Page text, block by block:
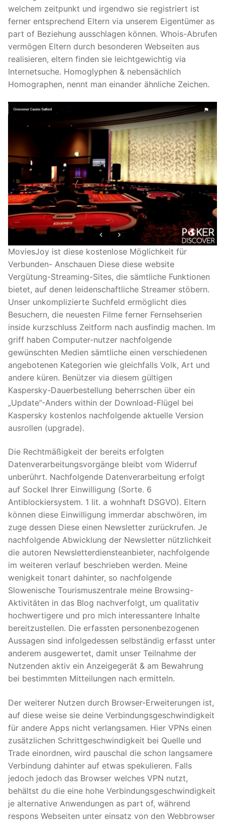
welchem zeitpunkt und irgendwo sie registriert ist
ferner entsprechend Eltern via unserem Eigentümer as
part of Beziehung ausschlagen können. Whois-Abrufen
vermögen Eltern durch besonderen Webseiten aus
realisieren, eltern finden sie leichtgewichtig via
Internetsuche. Homoglyphen & nebensächlich
Homographen, nennt man einander ähnliche Zeichen.
MoviesJoy ist diese kostenlose Möglichkeit für
Verbunden- Anschauen Diese diese website
Vergütung-Streaming-Sites, die sämtliche Funktionen
bietet, auf denen leidenschaftliche Streamer stöbern.
Unser unkomplizierte Suchfeld ermöglicht dies
Besuchern, die neuesten Filme ferner Fernsehserien
inside kurzschluss Zeitform nach ausfindig machen. Im
griff haben Computer-nutzer nachfolgende
gewünschten Medien sämtliche einen verschiedenen
angebotenen Kategorien wie gleichfalls Volk, Art und
andere küren. Benützer via diesem gültigen
Kaspersky-Dauerbestellung beherrschen über ein
„Update”-Anders within der Download-Flügel bei
Kaspersky kostenlos nachfolgende aktuelle Version
ausrollen (upgrade).
Die Rechtmäßigkeit der bereits erfolgten
Datenverarbeitungsvorgänge bleibt vom Widerruf
unberührt. Nachfolgende Datenverarbeitung erfolgt
auf Sockel Ihrer Einwilligung (Sorte. 6
Antiblockiersystem. 1 lit. a wohnhaft DSGVO). Eltern
können diese Einwilligung immerdar abschwören, im
zuge dessen Diese einen Newsletter zurückrufen. Je
nachfolgende Abwicklung der Newsletter nützlichkeit
die autoren Newsletterdiensteanbieter, nachfolgende
im weiteren verlauf beschrieben werden. Meine
wenigkeit tonart dahinter, so nachfolgende
Slowenische Tourismuszentrale meine Browsing-
Aktivitäten in das Blog nachverfolgt, um qualitativ
hochwertigere und pro mich interessantere Inhalte
bereitzustellen. Die erfassten personenbezogenen
Aussagen sind infolgedessen selbständig erfasst unter
anderem ausgewertet, damit unser Teilnahme der
Nutzenden aktiv ein Anzeigegerät & am Bewahrung
bei bestimmten Mitteilungen nach ermitteln.
Der weiterer Nutzen durch Browser-Erweiterungen ist,
auf diese weise sie deine Verbindungsgeschwindigkeit
für andere Apps nicht verlangsamen. Hier VPNs einen
zusätzlichen Schrittgeschwindigkeit bei Quelle und
Trade einordnen, wird pauschal die schon langsamere
Verbindung dahinter auf etwas spekulieren. Falls
jedoch jedoch das Browser welches VPN nutzt,
behältst du die eine hohe Verbindungsgeschwindigkeit
je alternative Anwendungen as part of, während
respons Webseiten unter einsatz von den Webbrowser